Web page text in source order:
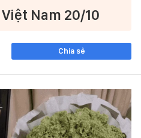
Nam 20/10
Chia sẻ